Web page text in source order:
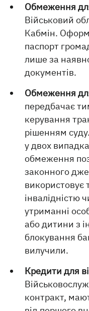
Обмеження
Військовий
Кабмін.
паспорт
лише за
документів.
Обмеження
передбачає
керування
рішенням
у двох
обмеження
законного
використовує
інвалідністю
утриманні
або дитини з
блокування
вилучили.
Кредити для
контракт,